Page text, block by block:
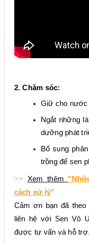
2. Chăm sóc:
Giữ cho nước
Ngắt những
dưỡng phát
Bổ sung
trồng để sen
>> Xem thêm
cách xử lý"
Cảm ơn bạn đã
liên hệ với Sen Vô
được tư vấn và hỗ trợ.